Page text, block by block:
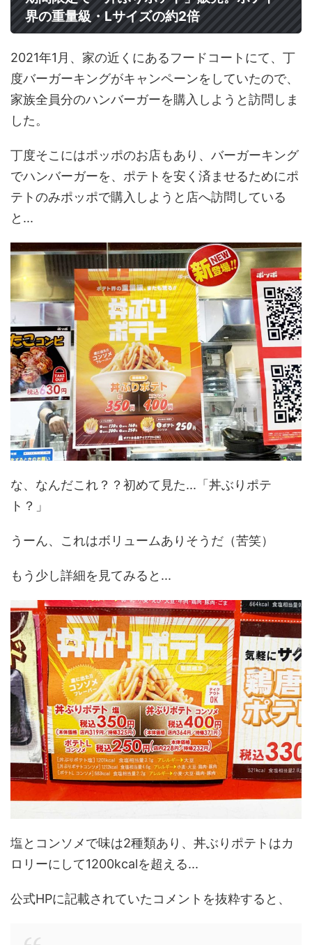
界の重量級・Lサイズの約2倍
2021年1月、家の近くにあるフードコートにて、丁
度バーガーキングがキャンペーンをしていたので、
家族全員分のハンバーガーを購入しようと訪問しま
した。
丁度そこにはポッポのお店もあり、バーガーキング
でハンバーガーを、ポテトを安く済ませるためにポ
テトのみポッポで購入しようと店へ訪問している
と...
な、なんだこれ？？初めて見た...「丼ぶりポテ
ト？」
うーん、これはボリュームありそうだ（苦笑）
もう少し詳細を見てみると...
塩とコンソメで味は2種類あり、丼ぶりポテトはカ
ロリーにして1200kcalを超える...
公式HPに記載されていたコメントを抜粋すると、